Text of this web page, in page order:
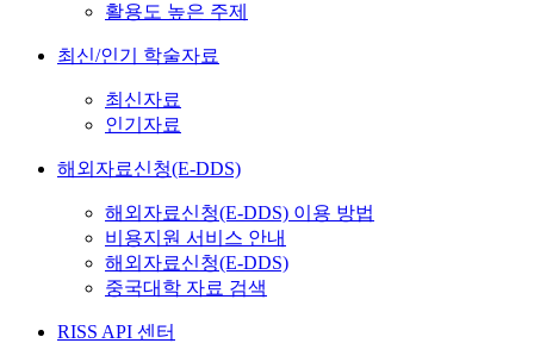
활용도 높은 주제
최신/인기 학술자료
최신자료
인기자료
해외자료신청(E-DDS)
해외자료신청(E-DDS) 이용 방법
비용지원 서비스 안내
해외자료신청(E-DDS)
중국대학 자료 검색
RISS API 센터